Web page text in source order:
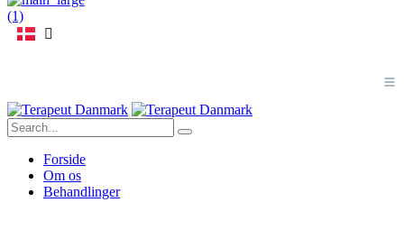
Forside
Om os
Behandlinger